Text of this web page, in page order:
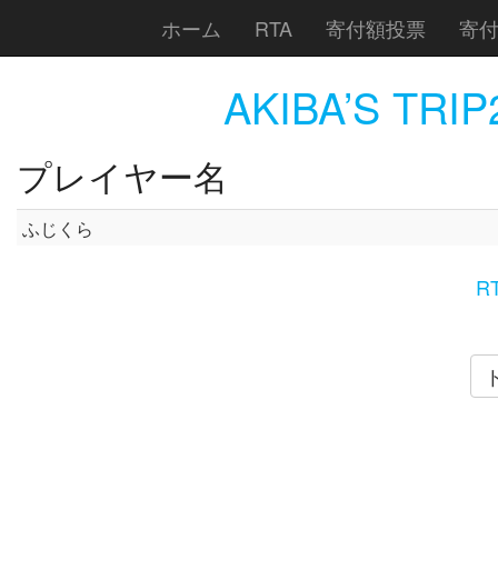
ホーム RTA 寄付額投票 寄
AKIBA’S
プレイヤー名
ふじくら